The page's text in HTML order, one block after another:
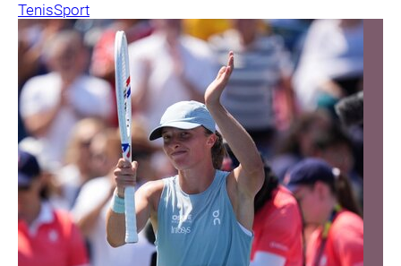
TenisSport